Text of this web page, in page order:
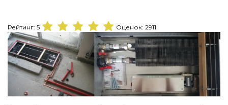
Рейтинг: 5 Оценок: 2911